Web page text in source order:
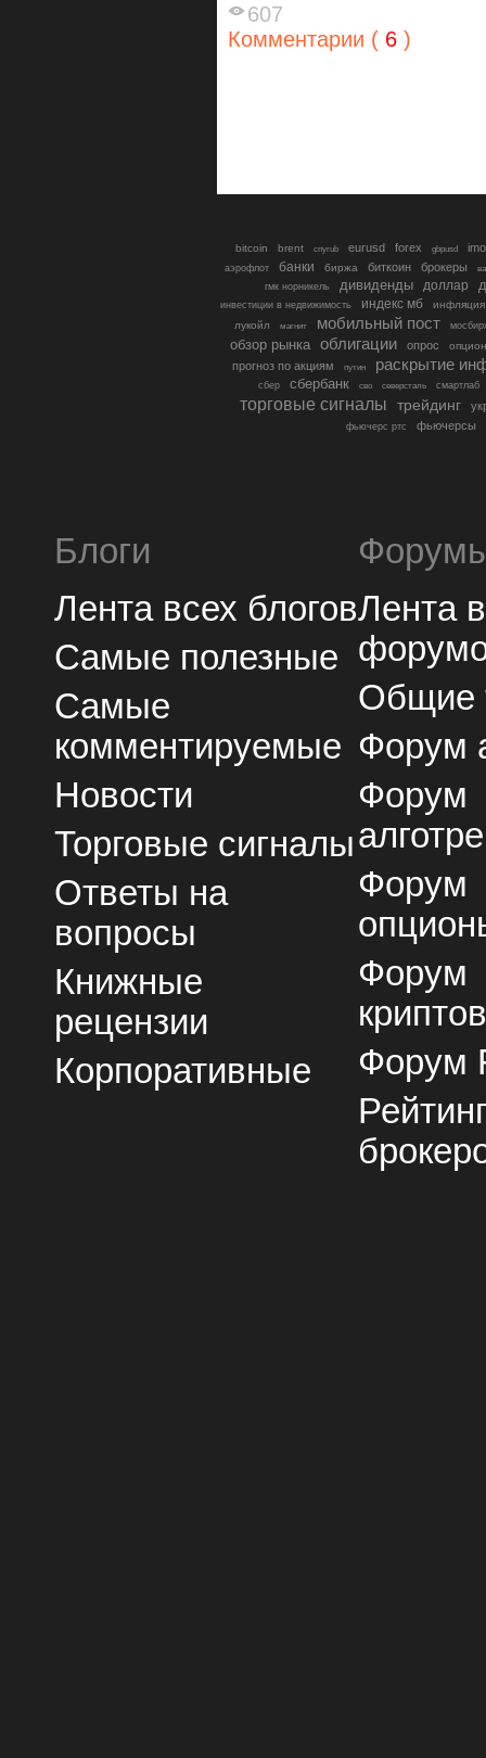
607
Комментарии ( 6 )
bitcoin brent cnyrub eurusd forex gbpusd
аэрофлот банки биржа биткоин брокеры
гмк норникель
дивиденды доллар
инвестиции в недвижимость индекс мб
инфляция
лукойл
магнит мобильный пост
обзор рынка облигации опрос
прогноз по акциям путин раскрытие
сбер сбербанк сво северсталь смартлаб
торговые сигналы трейдинг
фьючерс ртс фьючерсы
Блоги
Лента всех блогов
Самые полезные
Самые
комментируемые
Новости
Торговые сигналы
Ответы на
вопросы
Книжные
рецензии
Корпоративные
Лента
Общие
Форум
Форум
Форум
Форум
Форум